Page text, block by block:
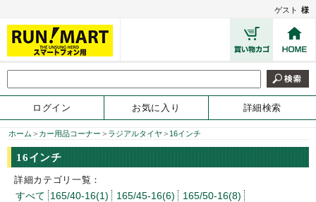
ゲスト 様
ログイン お気に入り 詳細検索
ホーム > カー用品コーナー > ラジアルタイヤ > 16インチ
16インチ
詳細カテゴリ一覧：
すべて 165/40-16(1) 165/45-16(6)
165/50-16(8)